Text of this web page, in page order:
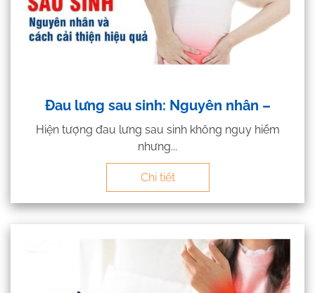
Đau lưng sau sinh: Nguyên nhân –
Hiện tượng đau lưng sau sinh không nguy hiểm
nhưng...
Chi tiết